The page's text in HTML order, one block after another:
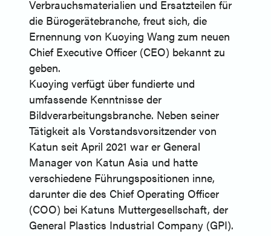
Verbrauchsmaterialien und Ersatzteilen für
die Bürogerätebranche, freut sich, die
Ernennung von Kuoying Wang zum neuen
Chief Executive Officer (CEO) bekannt zu
geben.
Kuoying verfügt über fundierte und
umfassende Kenntnisse der
Bildverarbeitungsbranche. Neben seiner
Tätigkeit als Vorstandsvorsitzender von
Katun seit April 2021 war er General
Manager von Katun Asia und hatte
verschiedene Führungspositionen inne,
darunter die des Chief Operating Officer
(COO) bei Katuns Muttergesellschaft, der
General Plastics Industrial Company (GPI).